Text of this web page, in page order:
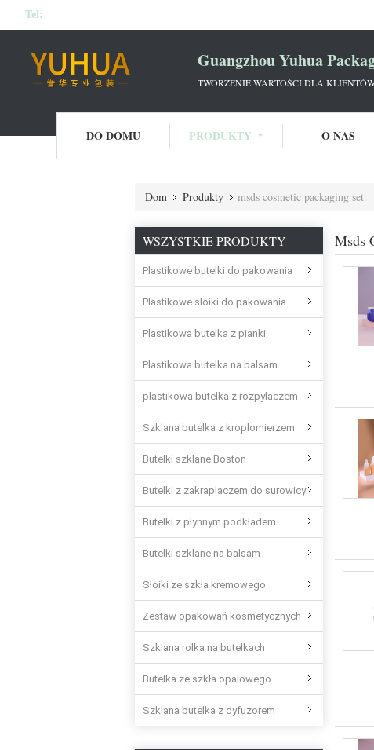
Tel:
Guangzhou Yuhua
TWORZENIE WARTOŚCI DLA
DO DOMU PRODUKTY O NAS
Dom Produkty msds cosmetic packaging set
WSZYSTKIE PRODUKTY
Plastikowe butelki do pakowania
Plastikowe słoiki do pakowania
Plastikowa butelka z pianki
Plastikowa butelka na balsam
plastikowa butelka z rozpylaczem
Szklana butelka z kroplomierzem
Butelki szklane Boston
Butelki z zakraplaczem do surowicy
Butelki z płynnym podkładem
Butelki szklane na balsam
Słoiki ze szkła kremowego
Zestaw opakowań kosmetycznych
Szklana rolka na butelkach
Butelka ze szkła opalowego
Szklana butelka z dyfuzorem
Msds